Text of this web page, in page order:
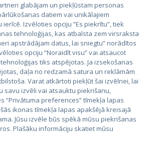
glabājam un piekļūstam personas
datiem vai unikālajiem
Izvēloties opciju “Es piekrītu”, tiek
tehnoloģijas, kas atbalsta zem virsraksta
apstrādājam datus, lai sniegtu” norādītos
opciju “Noraidīt visu” vai atsaucot
tiks atspējotas. Ja izsekošanas
daļa no redzamā satura un reklāmām
Varat atkārtoti piekļūt šai izvēlnei, lai
savu izvēli vai atsauktu piekrišanu,
“Privātuma preferences” tīmekļa lapas
ikonas tīmekļa lapas apakšējā kreisajā
Jūsu izvēle būs spēkā mūsu piekrišanas
Plašāku informāciju skatiet mūsu